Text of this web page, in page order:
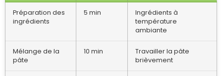
Préparation des
ingrédients
5 min
Ingrédients à
température
ambiante
Mélange de la
pâte
10 min
Travailler la pâte
brièvement